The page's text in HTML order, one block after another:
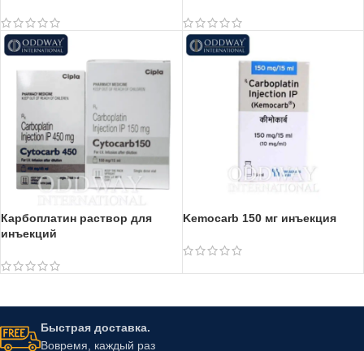
Карбоплатин раствор для
инъекций
Kemocarb 150 мг инъекция
Быстрая доставка.
Вовремя, каждый раз